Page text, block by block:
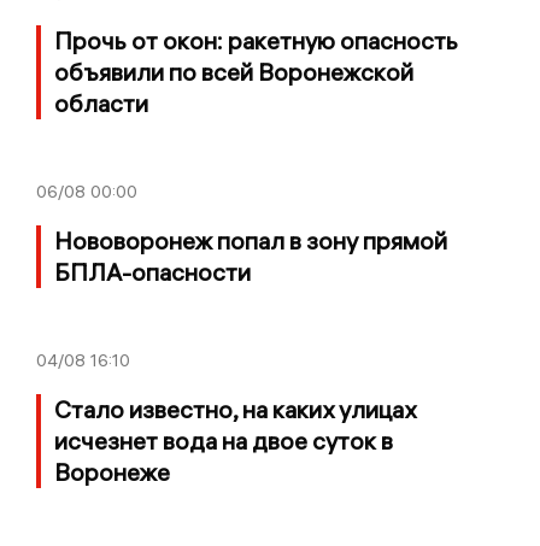
Прочь от окон: ракетную опасность
объявили по всей Воронежской
области
06/08 00:00
Нововоронеж попал в зону прямой
БПЛА-опасности
04/08 16:10
Стало известно, на каких улицах
исчезнет вода на двое суток в
Воронеже